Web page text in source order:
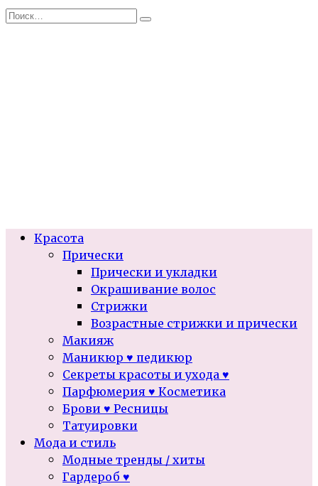
Перейти
Search
Красота
Прически
Прически и укладки
Окрашивание волос
Стрижки
Возрастные стрижки и прически
Макияж
Маникюр ♥ педикюр
Секреты красоты и ухода ♥
Парфюмерия ♥ Косметика
Брови ♥ Ресницы
Татуировки
Мода и стиль
Модные тренды / хиты
Гардероб ♥